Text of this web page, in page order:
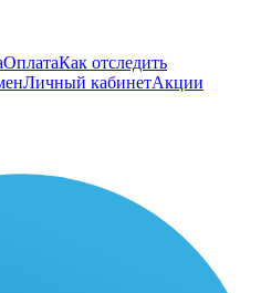
ОплатаКак отследить
Личный кабинетАкции